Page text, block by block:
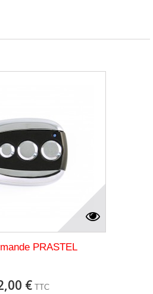
PRASTEL
€ TTC